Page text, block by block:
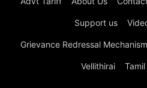
Support us
Grievance Redressal Mechanism
Vellithirai